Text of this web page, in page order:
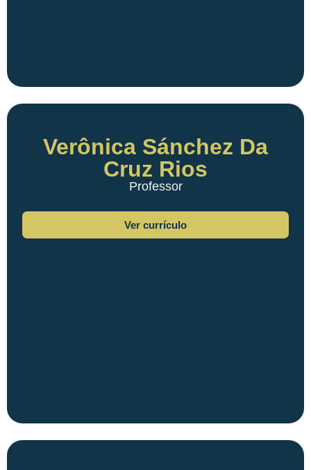
Verônica Sánchez Da
Cruz Rios
Professor
Ver currículo